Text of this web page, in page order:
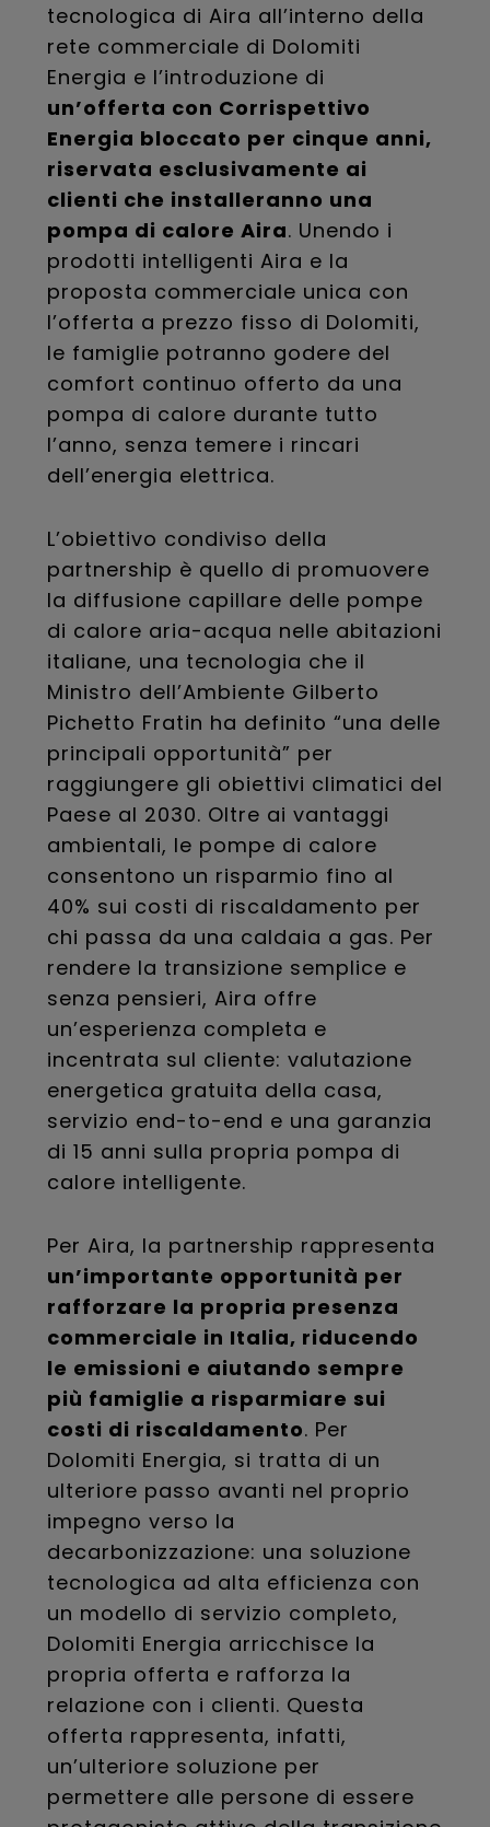
tecnologica di Aira all’interno della
rete commerciale di Dolomiti
Energia e l’introduzione di
un’offerta con Corrispettivo
Energia bloccato per cinque anni,
riservata esclusivamente ai
clienti che installeranno una
pompa di calore Aira. Unendo i
prodotti intelligenti Aira e la
proposta commerciale unica con
l’offerta a prezzo fisso di Dolomiti,
le famiglie potranno godere del
comfort continuo offerto da una
pompa di calore durante tutto
l’anno, senza temere i rincari
dell’energia elettrica.
L’obiettivo condiviso della
partnership è quello di promuovere
la diffusione capillare delle pompe
di calore aria-acqua nelle abitazioni
italiane, una tecnologia che il
Ministro dell’Ambiente Gilberto
Pichetto Fratin ha definito “una delle
principali opportunità” per
raggiungere gli obiettivi climatici del
Paese al 2030. Oltre ai vantaggi
ambientali, le pompe di calore
consentono un risparmio fino al
40% sui costi di riscaldamento per
chi passa da una caldaia a gas. Per
rendere la transizione semplice e
senza pensieri, Aira offre
un’esperienza completa e
incentrata sul cliente: valutazione
energetica gratuita della casa,
servizio end-to-end e una garanzia
di 15 anni sulla propria pompa di
calore intelligente.
Per Aira, la partnership rappresenta
un’importante opportunità per
rafforzare la propria presenza
commerciale in Italia, riducendo
le emissioni e aiutando sempre
più famiglie a risparmiare sui
costi di riscaldamento. Per
Dolomiti Energia, si tratta di un
ulteriore passo avanti nel proprio
impegno verso la
decarbonizzazione: una soluzione
tecnologica ad alta efficienza con
un modello di servizio completo,
Dolomiti Energia arricchisce la
propria offerta e rafforza la
relazione con i clienti. Questa
offerta rappresenta, infatti,
un’ulteriore soluzione per
permettere alle persone di essere